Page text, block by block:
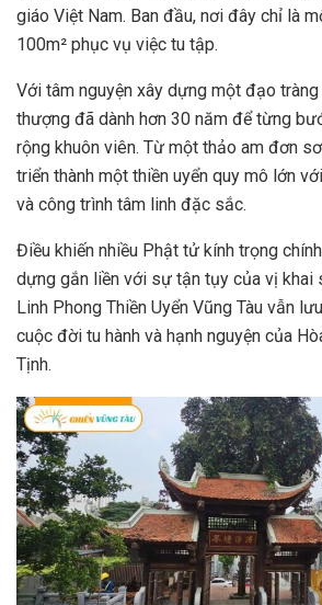
giáo Việt Nam. Ban đầu, nơi đây chỉ là
100m² phục vụ việc tu tập.
Với tâm nguyện xây dựng một đạo tràng
thượng đã dành hơn 30 năm để từng
rộng khuôn viên. Từ một thảo am đơn
triển thành một thiền uyển quy mô lớn
và công trình tâm linh đặc sắc.
Điều khiến nhiều Phật tử kính trọng
dựng gắn liền với sự tận tụy của vị khai
Linh Phong Thiền Uyển Vũng Tàu vẫn
cuộc đời tu hành và hạnh nguyện của
Tịnh.